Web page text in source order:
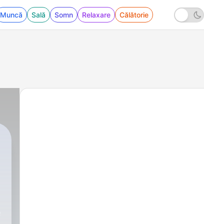
Muncă Sală Somn Relaxare Călătorie